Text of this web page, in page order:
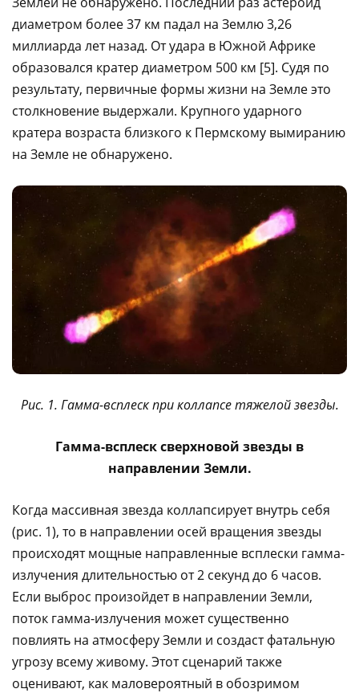
диаметром более 37 км падал на Землю 3,26
миллиарда лет назад. От удара в Южной Африке
образовался кратер диаметром 500 км [5]. Судя по
результату, первичные формы жизни на Земле это
столкновение выдержали. Крупного ударного
кратера возраста близкого к Пермскому вымиранию
на Земле не обнаружено.
Рис. 1. Гамма-всплеск при коллапсе тяжелой звезды.
Гамма-всплеск сверхновой звезды в
направлении Земли.
Когда массивная звезда коллапсирует внутрь себя
(рис. 1), то в направлении осей вращения звезды
происходят мощные направленные всплески гамма-
излучения длительностью от 2 секунд до 6 часов.
Если выброс произойдет в направлении Земли,
поток гамма-излучения может существенно
повлиять на атмосферу Земли и создаст фатальную
угрозу всему живому. Этот сценарий также
оценивают, как маловероятный в обозримом